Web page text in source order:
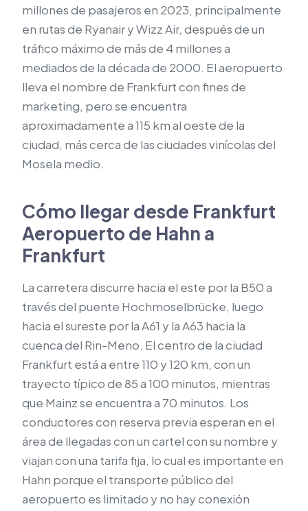
millones de pasajeros en 2023, principalmente
en rutas de Ryanair y Wizz Air, después de un
tráfico máximo de más de 4 millones a
mediados de la década de 2000. El aeropuerto
lleva el nombre de Frankfurt con fines de
marketing, pero se encuentra
aproximadamente a 115 km al oeste de la
ciudad, más cerca de las ciudades vinícolas del
Mosela medio.
Cómo llegar desde Frankfurt
Aeropuerto de Hahn a
Frankfurt
La carretera discurre hacia el este por la B50 a
través del puente Hochmoselbrücke, luego
hacia el sureste por la A61 y la A63 hacia la
cuenca del Rin-Meno. El centro de la ciudad
Frankfurt está a entre 110 y 120 km, con un
trayecto típico de 85 a 100 minutos, mientras
que Mainz se encuentra a 70 minutos. Los
conductores con reserva previa esperan en el
área de llegadas con un cartel con su nombre y
viajan con una tarifa fija, lo cual es importante en
Hahn porque el transporte público del
aeropuerto es limitado y no hay conexión